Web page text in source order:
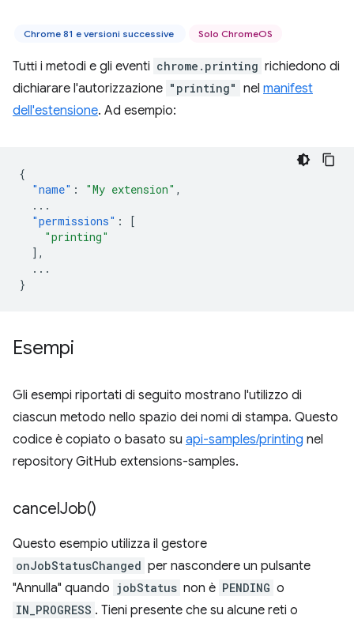
Chrome 81 e versioni successive Solo ChromeOS
Tutti i metodi e gli eventi chrome.printing richiedono di
dichiarare l'autorizzazione "printing" nel manifest
dell'estensione. Ad esempio:
{
"name" : "My extension" ,
...
"permissions" :
[
"printing"
],
...
}
Esempi
Gli esempi riportati di seguito mostrano l'utilizzo di
ciascun metodo nello spazio dei nomi di stampa. Questo
codice è copiato o basato su api-samples/printing nel
repository GitHub extensions-samples.
cancelJob()
Questo esempio utilizza il gestore
onJobStatusChanged per nascondere un pulsante
"Annulla" quando jobStatus non è PENDING o
IN_PROGRESS . Tieni presente che su alcune reti o